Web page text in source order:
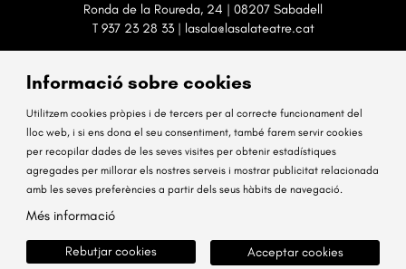
Ronda de la Roureda, 24 | 08207 Sabadell
T 937 23 28 33| lasala@lasalateatre.cat
Sitemap Avís Legal Ús de Cookies Contactar
Link a instagram
Link a facebook
Informació sobre cookies
Utilitzem cookies pròpies i de tercers per al correcte funcionament del
lloc web, i si ens dona el seu consentiment, també farem servir cookies
per recopilar dades de les seves visites per obtenir estadístiques
agregades per millorar els nostres serveis i mostrar publicitat relacionada
amb les seves preferències a partir dels seus hàbits de navegació.
Més informació
Acceptar cookies
Rebutjar cookies